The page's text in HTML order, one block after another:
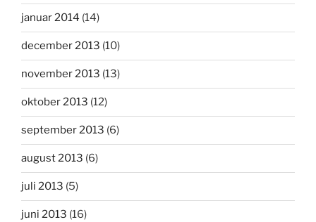
januar 2014 (14)
december 2013 (10)
november 2013 (13)
oktober 2013 (12)
september 2013 (6)
august 2013 (6)
juli 2013 (5)
juni 2013 (16)